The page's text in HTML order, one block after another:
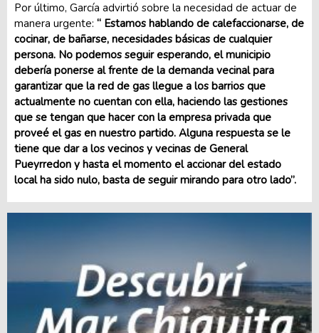
Por último, García advirtió sobre la necesidad de actuar de
manera urgente: “ Estamos hablando de calefaccionarse, de
cocinar, de bañarse, necesidades básicas de cualquier
persona. No podemos seguir esperando, el municipio
debería ponerse al frente de la demanda vecinal para
garantizar que la red de gas llegue a los barrios que
actualmente no cuentan con ella, haciendo las gestiones
que se tengan que hacer con la empresa privada que
proveé el gas en nuestro partido. Alguna respuesta se le
tiene que dar a los vecinos y vecinas de General
Pueyrredon y hasta el momento el accionar del estado
local ha sido nulo, basta de seguir mirando para otro lado”.